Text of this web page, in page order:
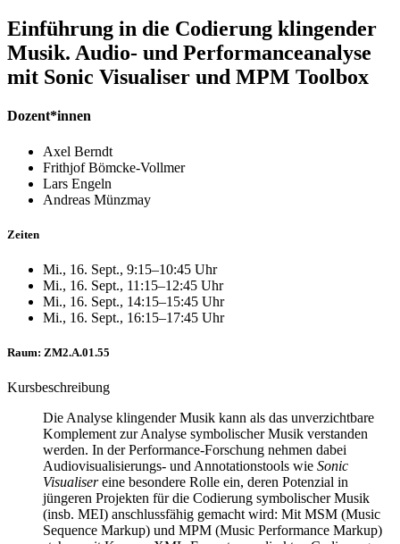
Einführung in die Codierung klingender
Musik. Audio- und Performanceanalyse
mit Sonic Visualiser und MPM Toolbox
Dozent*innen
Axel Berndt
Frithjof Bömcke-Vollmer
Lars Engeln
Andreas Münzmay
Zeiten
Mi., 16. Sept., 9:15–10:45 Uhr
Mi., 16. Sept., 11:15–12:45 Uhr
Mi., 16. Sept., 14:15–15:45 Uhr
Mi., 16. Sept., 16:15–17:45 Uhr
Raum: ZM2.A.01.55
Kursbeschreibung
Die Analyse klingender Musik kann als das unverzichtbare
Komplement zur Analyse symbolischer Musik verstanden
werden. In der Performance-Forschung nehmen dabei
Audiovisualisierungs- und Annotationstools wie Sonic
Visualisereine besondere Rolle ein, deren Potenzial in
jüngeren Projekten für die Codierung symbolischer Musik
(insb. MEI) anschlussfähig gemacht wird: Mit MSM (Music
Sequence Markup) und MPM (Music Performance Markup)